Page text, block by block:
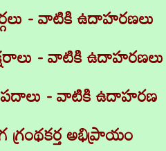
- వాటికి ఉదాహరణలు
- వాటికి ఉదాహరణలు
- వాటికి ఉదాహరణ
గ్రంథకర్త అభిప్రాయం